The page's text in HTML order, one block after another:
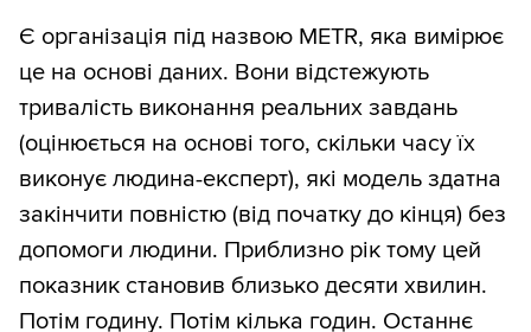
Є організація під назвою METR, яка вимірює
це на основі даних. Вони відстежують
тривалість виконання реальних завдань
(оцінюється на основі того, скільки часу їх
виконує людина-експерт), які модель здатна
закінчити повністю (від початку до кінця) без
допомоги людини. Приблизно рік тому цей
показник становив близько десяти хвилин.
Потім годину. Потім кілька годин. Останнє